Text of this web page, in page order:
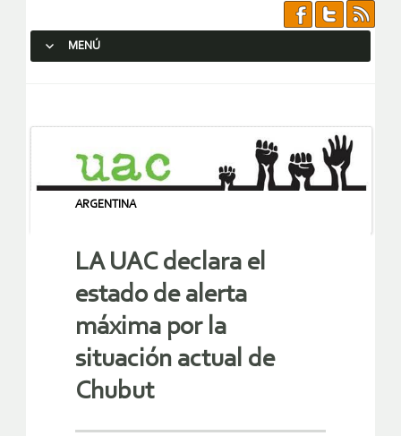
MENÚ
ARGENTINA
LA UAC declara el
estado de alerta
máxima por la
situación actual de
Chubut